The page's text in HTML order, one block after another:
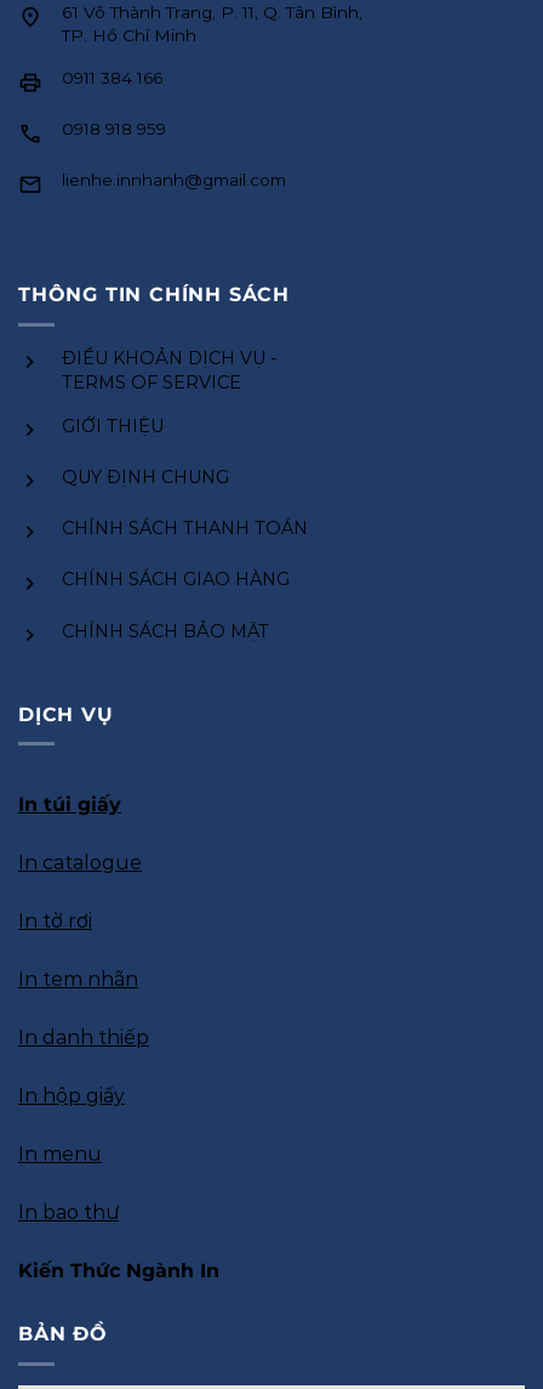
61 Võ Thành Trang, P. 11, Q. Tân Bình,
TP. Hồ Chí Minh
0911 384 166
0918 918 959
lienhe.innhanh@gmail.com
THÔNG TIN CHÍNH SÁCH
ĐIỀU KHOẢN DỊCH VỤ -
TERMS OF SERVICE
GIỚI THIỆU
QUY ĐỊNH CHUNG
CHÍNH SÁCH THANH TOÁN
CHÍNH SÁCH GIAO HÀNG
CHÍNH SÁCH BẢO MẬT
DỊCH VỤ
In túi giấy
In catalogue
In tờ rơi
In tem nhãn
In danh thiếp
In hộp giấy
In menu
In bao thư
Kiến Thức Ngành In
BẢN ĐỒ